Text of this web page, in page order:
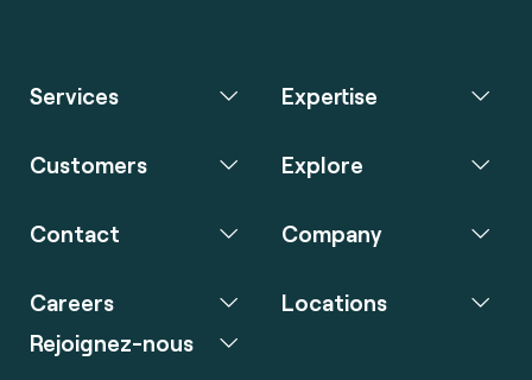
Services Expertise
Customers Explore
Contact Company
Careers
Rejoignez-nous
Locations